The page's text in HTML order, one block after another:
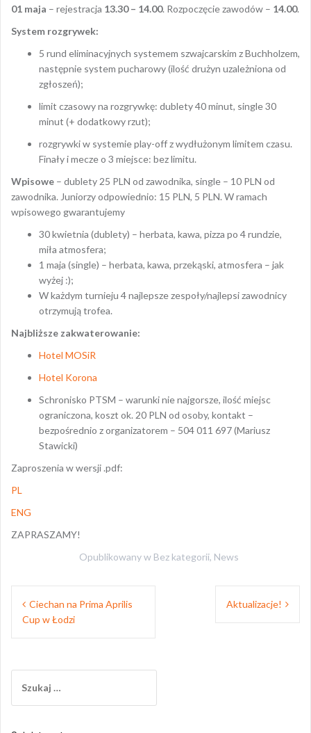
01 maja – rejestracja 13.30 – 14.00. Rozpoczęcie zawodów – 14.00.
System rozgrywek:
5 rund eliminacyjnych systemem szwajcarskim z Buchholzem,
następnie system pucharowy (ilość drużyn uzależniona od
zgłoszeń);
limit czasowy na rozgrywkę: dublety 40 minut, single 30
minut (+ dodatkowy rzut);
rozgrywki w systemie play-off z wydłużonym limitem czasu.
Finały i mecze o 3 miejsce: bez limitu.
Wpisowe – dublety 25 PLN od zawodnika, single – 10 PLN od
zawodnika. Juniorzy odpowiednio: 15 PLN, 5 PLN. W ramach
wpisowego gwarantujemy
30 kwietnia (dublety) – herbata, kawa, pizza po 4 rundzie,
miła atmosfera;
1 maja (single) – herbata, kawa, przekąski, atmosfera – jak
wyżej :);
W każdym turnieju 4 najlepsze zespoły/najlepsi zawodnicy
otrzymują trofea.
Najbliższe zakwaterowanie:
Hotel MOSiR
Hotel Korona
Schronisko PTSM – warunki nie najgorsze, ilość miejsc
ograniczona, koszt ok. 20 PLN od osoby, kontakt –
bezpośrednio z organizatorem – 504 011 697 (Mariusz
Stawicki)
Zaproszenia w wersji .pdf:
PL
ENG
ZAPRASZAMY!
Opublikowany w Bez kategorii, News
Nawigacja
wpisu
Ciechan na Prima Aprilis
Cup w Łodzi
Aktualizacje!